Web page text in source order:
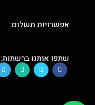
אפשרויות תשלום:
שתפו אותנו ברשתות: